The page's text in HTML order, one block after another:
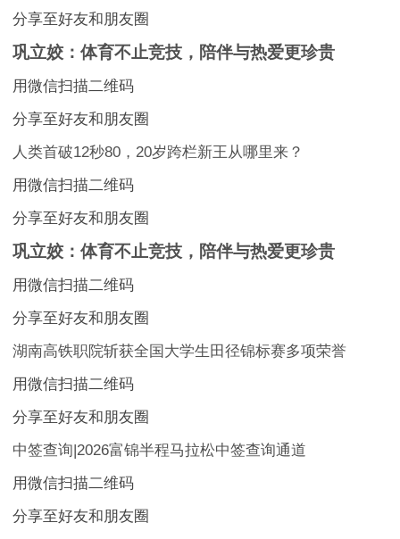
分享至好友和朋友圈
巩立姣：体育不止竞技，陪伴与热爱更珍贵
用微信扫描二维码
分享至好友和朋友圈
人类首破12秒80，20岁跨栏新王从哪里来？
用微信扫描二维码
分享至好友和朋友圈
巩立姣：体育不止竞技，陪伴与热爱更珍贵
用微信扫描二维码
分享至好友和朋友圈
湖南高铁职院斩获全国大学生田径锦标赛多项荣誉
用微信扫描二维码
分享至好友和朋友圈
中签查询|2026富锦半程马拉松中签查询通道
用微信扫描二维码
分享至好友和朋友圈